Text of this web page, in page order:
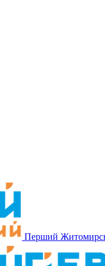
Перший